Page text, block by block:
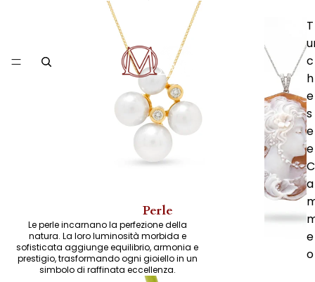
T
c
h
e
s
e
e
C
a
e
o
Perle
Le perle incarnano la perfezione della
natura. La loro luminosità morbida e
sofisticata aggiunge equilibrio, armonia e
prestigio, trasformando ogni gioiello in un
simbolo di raffinata eccellenza.